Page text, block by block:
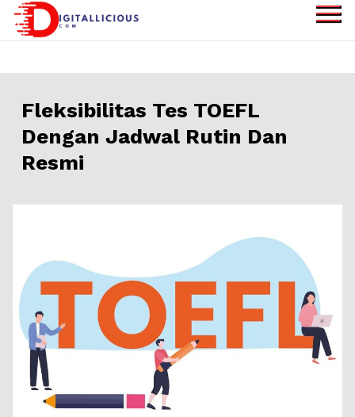
Skip
Information
Fleksibilitas Tes TOEFL
Dengan Jadwal Rutin Dan
Resmi